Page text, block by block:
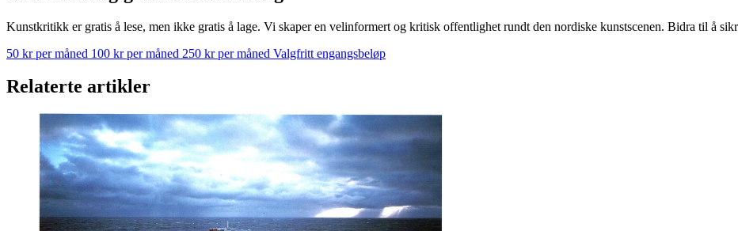
Kunstkritikk er gratis å lese, men ikke gratis å lage. Vi skaper en velinformert og kritisk offentlighet rundt den nordiske kunstscenen. Bidra til å
50 kr per måned 100 kr per måned 250 kr per måned Valgfritt engangsbeløp
Relaterte artikler